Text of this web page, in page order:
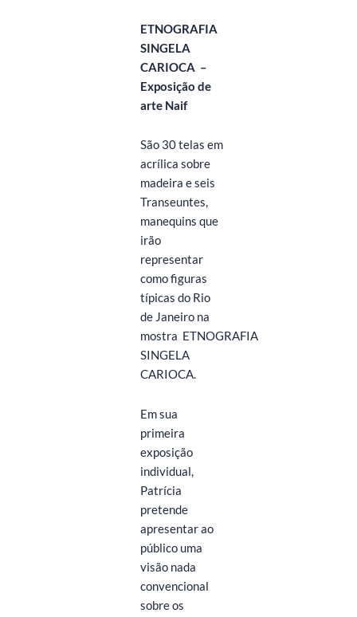
ETNOGRAFIA
SINGELA
CARIOCA –
Exposição de
arte Naif
São 30 telas em
acrílica sobre
madeira e seis
Transeuntes,
manequins que
irão
representar
como figuras
típicas do Rio
de Janeiro na
mostra ETNOGRAFIA
SINGELA
CARIOCA.
Em sua
primeira
exposição
individual,
Patrícia
pretende
apresentar ao
público uma
visão nada
convencional
sobre os